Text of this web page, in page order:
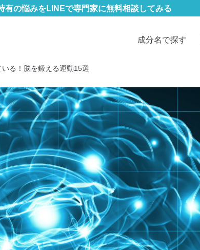
有の悩みをLINEで専門家に無料相談してみる
成分名で探す
る！脳を鍛える運動15選